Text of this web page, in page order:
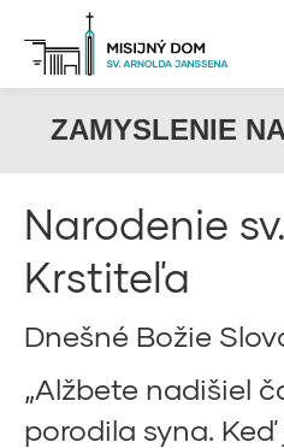
ZAMYSLENIE
Narodenie
Krstiteľa
Dnešné Božie
„Alžbete nadišiel
porodila syna.